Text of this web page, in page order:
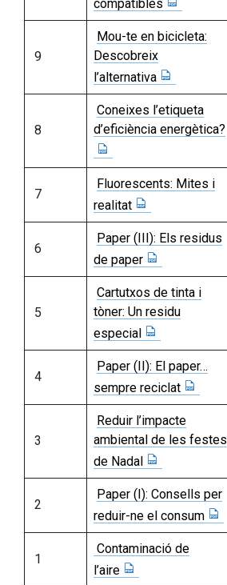
compatibles
9
Mou-te en bicicleta:
Descobreix
l’alternativa
8
Coneixes l’etiqueta
d’eficiència energètica?
7
Fluorescents: Mites i
realitat
6
Paper (III): Els residus
de paper
5
Cartutxos de tinta i
tòner: Un residu
especial
4
Paper (II): El paper…
sempre reciclat
3
Reduir l’impacte
ambiental de les festes
de Nadal
2
Paper (I): Consells per
reduir-ne el consum
1
Contaminació de
l’aire